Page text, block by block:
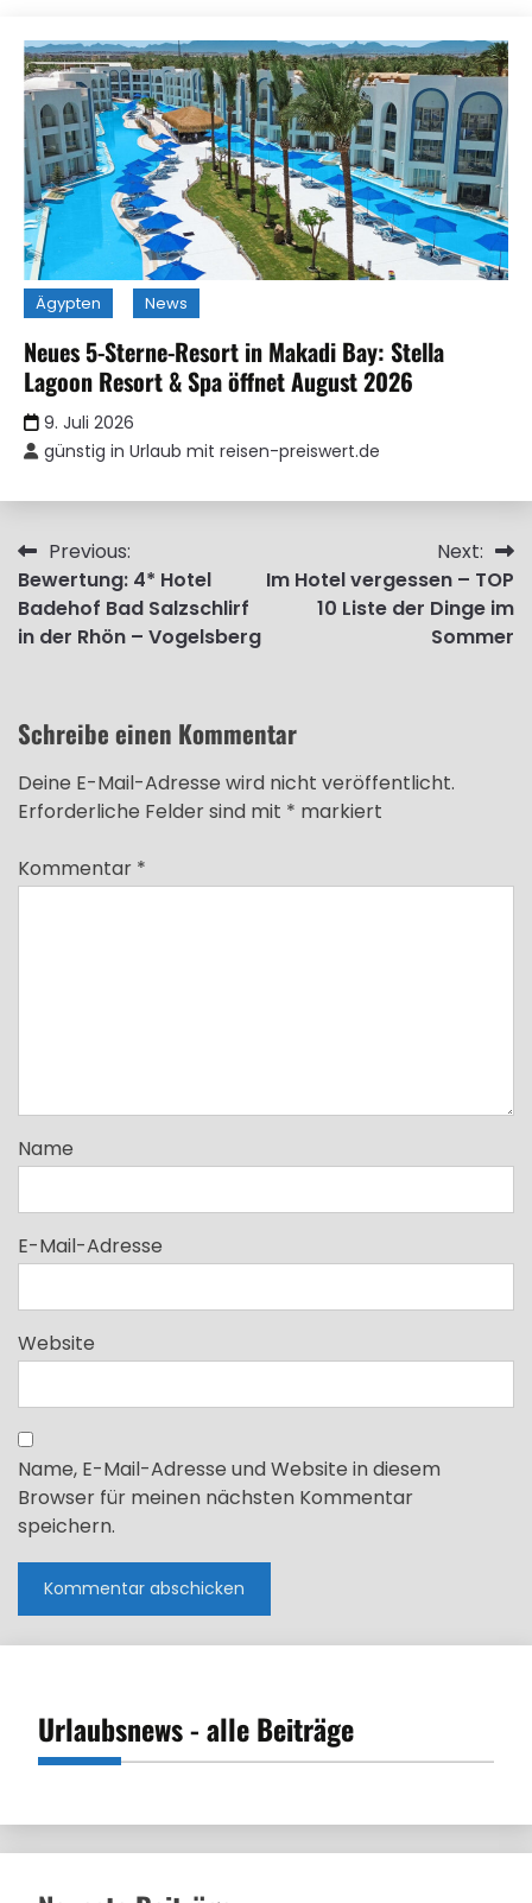
Ägypten News
Neues 5-Sterne-Resort in Makadi Bay: Stella
Lagoon Resort & Spa öffnet August 2026
9. Juli 2026
günstig in Urlaub mit reisen-preiswert.de
Beitragsnavigation
Previous:
Bewertung: 4* Hotel
Badehof Bad Salzschlirf
in der Rhön – Vogelsberg
Next:
Im Hotel vergessen – TOP
10 Liste der Dinge im
Sommer
Schreibe einen Kommentar
Deine E-Mail-Adresse wird nicht veröffentlicht.
Erforderliche Felder sind mit * markiert
Kommentar *
Name
E-Mail-Adresse
Website
Name, E-Mail-Adresse und Website in diesem
Browser für meinen nächsten Kommentar
speichern.
Urlaubsnews - alle Beiträge